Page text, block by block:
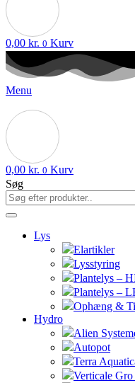
0,00 kr. 0 Kurv
Menu
0,00 kr. 0 Kurv
Søg
Lys
Elartikler
Lysstyring
Plantelys –
Plantelys –
Ophæng &
Hydro
Alien
Autopot
Terra
Verticale Gro